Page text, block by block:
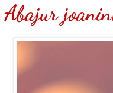
Abajur